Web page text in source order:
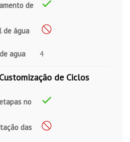
de
de água
agua
4
de Ciclos
no
das